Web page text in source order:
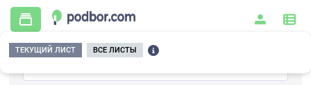
ТЕКУЩИЙ ЛИСТ ВСЕ ЛИСТЫ
Главная / Контрольно-измерительные приборы и автоматика / Датчики /